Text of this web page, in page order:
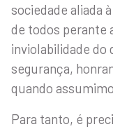
sociedade aliada
de todos perante
inviolabilidade do
segurança,
quando
Para tanto, é